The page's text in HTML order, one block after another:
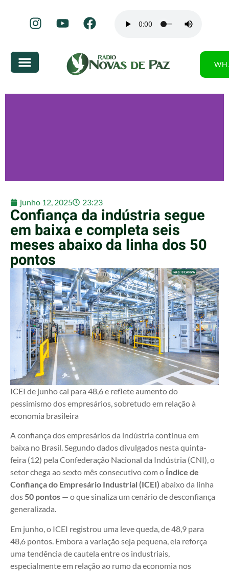
junho 12, 2025 23:23
Confiança da indústria segue
em baixa e completa seis
meses abaixo da linha dos 50
pontos
ICEI de junho cai para 48,6 e reflete aumento do
pessimismo dos empresários, sobretudo em relação à
economia brasileira
A confiança dos empresários da indústria continua em
baixa no Brasil. Segundo dados divulgados nesta quinta-
feira (12) pela Confederação Nacional da Indústria (CNI), o
setor chega ao sexto mês consecutivo com o Índice de
Confiança do Empresário Industrial (ICEI) abaixo da linha
dos 50 pontos — o que sinaliza um cenário de desconfiança
generalizada.
Em junho, o ICEI registrou uma leve queda, de 48,9 para
48,6 pontos. Embora a variação seja pequena, ela reforça
uma tendência de cautela entre os industriais,
especialmente em relação ao rumo da economia nos